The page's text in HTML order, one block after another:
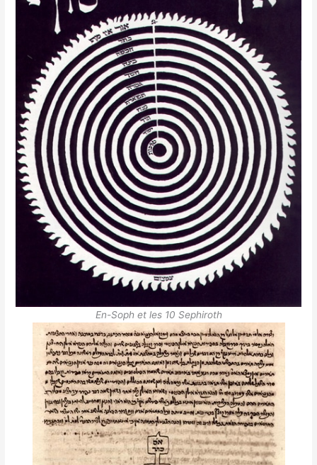
En-Soph et les 10 Sephiroth